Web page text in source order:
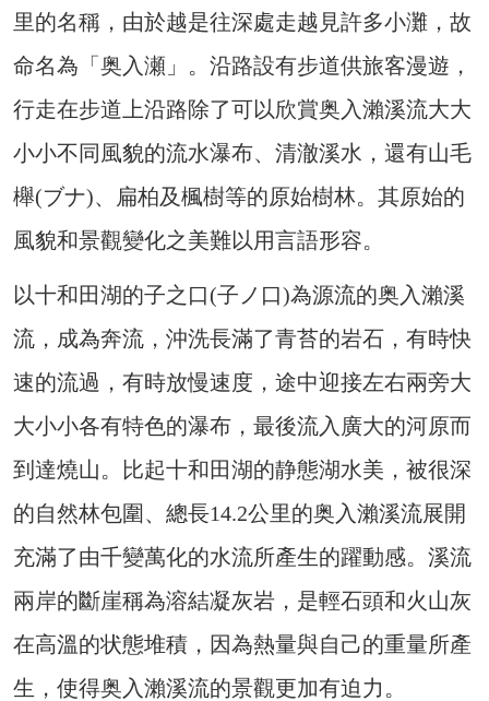
里的名稱，由於越是往深處走越見許多小灘，故
命名為「奥入瀬」。沿路設有步道供旅客漫遊，
行走在步道上沿路除了可以欣賞奥入瀨溪流大大
小小不同風貌的流水瀑布、清澈溪水，還有山毛
櫸(ブナ)、扁柏及楓樹等的原始樹林。其原始的
風貌和景觀變化之美難以用言語形容。
以十和田湖的子之口(子ノ口)為源流的奥入瀨溪
流，成為奔流，沖洗長滿了青苔的岩石，有時快
速的流過，有時放慢速度，途中迎接左右兩旁大
大小小各有特色的瀑布，最後流入廣大的河原而
到達燒山。比起十和田湖的静態湖水美，被很深
的自然林包圍、總長14.2公里的奥入瀨溪流展開
充滿了由千變萬化的水流所產生的躍動感。溪流
兩岸的斷崖稱為溶結凝灰岩，是輕石頭和火山灰
在高溫的状態堆積，因為熱量與自己的重量所產
生，使得奥入瀨溪流的景觀更加有迫力。